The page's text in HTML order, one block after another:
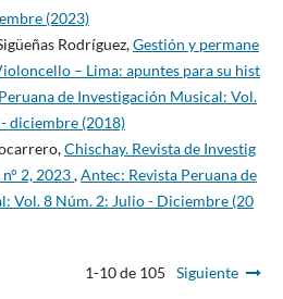
(2023)
Rodríguez,Gestión y permane
– Lima: apuntes para su hist
de Investigación Musical: Vol.
diciembre (2018)
Chischay. Revista de Investig
2, 2023,Antec: Revista Peruana de
Vol. 8 Núm. 2: Julio - Diciembre (20
1-10 de 105 Siguiente